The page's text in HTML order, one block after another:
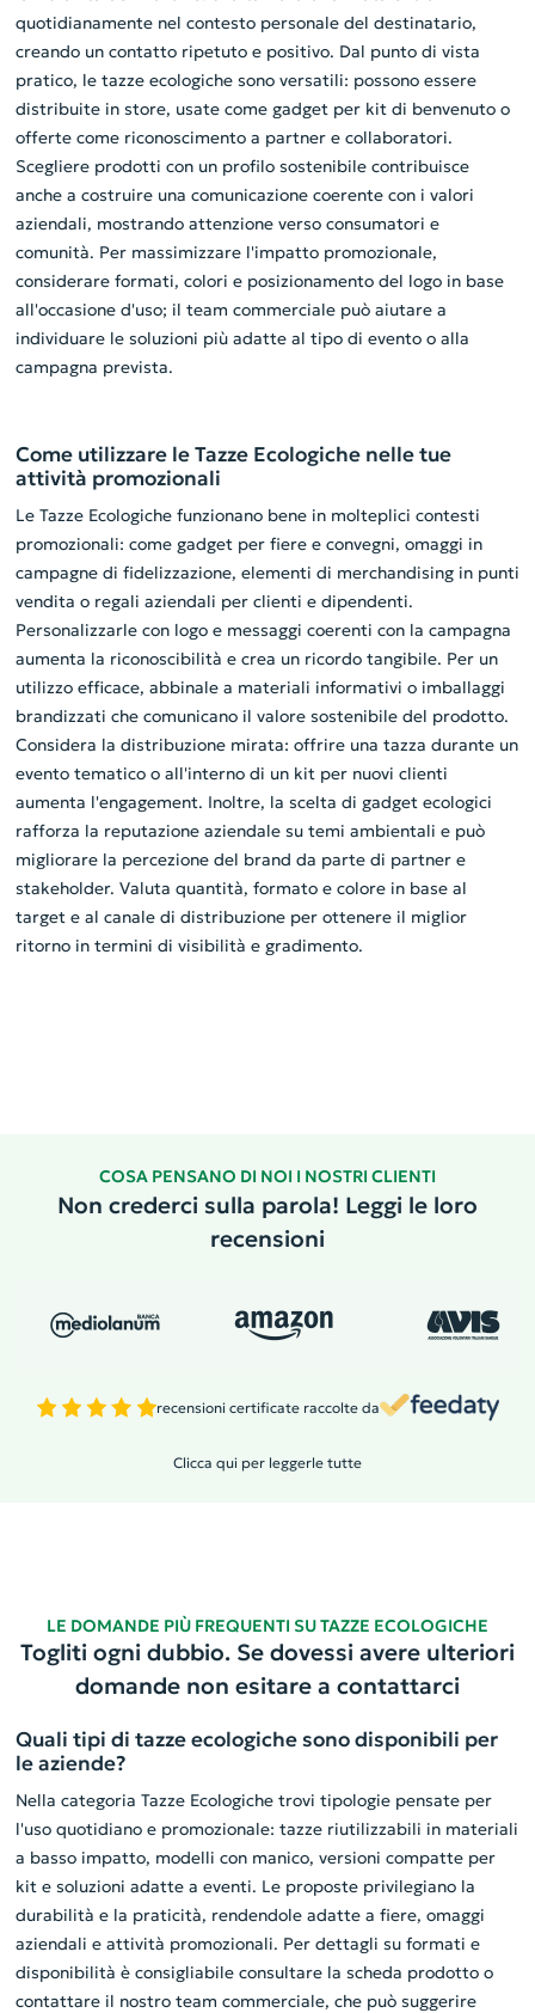
quotidianamente nel contesto personale del destinatario,
creando un contatto ripetuto e positivo. Dal punto di vista
pratico, le tazze ecologiche sono versatili: possono essere
distribuite in store, usate come gadget per kit di benvenuto o
offerte come riconoscimento a partner e collaboratori.
Scegliere prodotti con un profilo sostenibile contribuisce
anche a costruire una comunicazione coerente con i valori
aziendali, mostrando attenzione verso consumatori e
comunità. Per massimizzare l'impatto promozionale,
considerare formati, colori e posizionamento del logo in base
all'occasione d'uso; il team commerciale può aiutare a
individuare le soluzioni più adatte al tipo di evento o alla
campagna prevista.
Come utilizzare le Tazze Ecologiche nelle tue
attività promozionali
Le Tazze Ecologiche funzionano bene in molteplici contesti
promozionali: come gadget per fiere e convegni, omaggi in
campagne di fidelizzazione, elementi di merchandising in punti
vendita o regali aziendali per clienti e dipendenti.
Personalizzarle con logo e messaggi coerenti con la campagna
aumenta la riconoscibilità e crea un ricordo tangibile. Per un
utilizzo efficace, abbinale a materiali informativi o imballaggi
brandizzati che comunicano il valore sostenibile del prodotto.
Considera la distribuzione mirata: offrire una tazza durante un
evento tematico o all'interno di un kit per nuovi clienti
aumenta l'engagement. Inoltre, la scelta di gadget ecologici
rafforza la reputazione aziendale su temi ambientali e può
migliorare la percezione del brand da parte di partner e
stakeholder. Valuta quantità, formato e colore in base al
target e al canale di distribuzione per ottenere il miglior
ritorno in termini di visibilità e gradimento.
COSA PENSANO DI NOI I NOSTRI CLIENTI
Non crederci sulla parola! Leggi le loro
recensioni
recensioni certificate raccolte da
Clicca qui per leggerle tutte
LE DOMANDE PIÙ FREQUENTI SU TAZZE ECOLOGICHE
Togliti ogni dubbio. Se dovessi avere ulteriori
domande non esitare a contattarci
Quali tipi di tazze ecologiche sono disponibili per
le aziende?
Nella categoria Tazze Ecologiche trovi tipologie pensate per
l'uso quotidiano e promozionale: tazze riutilizzabili in materiali
a basso impatto, modelli con manico, versioni compatte per
kit e soluzioni adatte a eventi. Le proposte privilegiano la
durabilità e la praticità, rendendole adatte a fiere, omaggi
aziendali e attività promozionali. Per dettagli su formati e
disponibilità è consigliabile consultare la scheda prodotto o
contattare il nostro team commerciale, che può suggerire